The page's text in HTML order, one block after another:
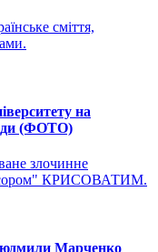
сміття,
на
(ФОТО)
злочинне
КРИСОВАТИМ.
Марченко